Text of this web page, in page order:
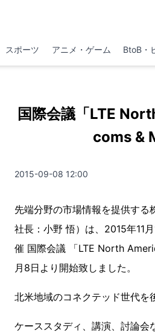
スポーツ アニメ・ゲーム BtoB・
国際会議「LTE
coms &
2015-09-08 12:00
先端分野の市場情報を提供す
社長：小野 悟）は、2015年11
催 国際会議 「LTE North
月8日より開始致しました。
北米地域のコネクテッド世代を
ケーススタディ、講演、討論会